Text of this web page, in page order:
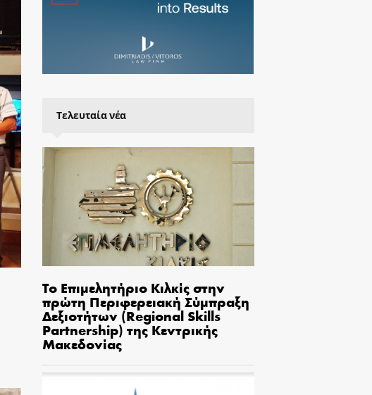
Τελευταία νέα
Το Επιμελητήριο Κιλκίς στην
πρώτη Περιφερειακή Σύμπραξη
Δεξιοτήτων (Regional Skills
Partnership) της Κεντρικής
Μακεδονίας